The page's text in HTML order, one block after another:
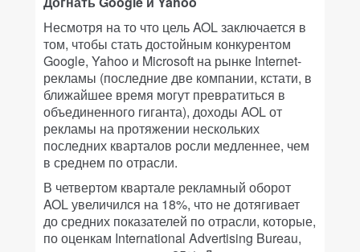
Несмотря на то что цель AOL заключается в
том, чтобы стать достойным конкурентом
Google, Yahoo и Microsoft на рынке Internet-
рекламы (последние две компании, кстати, в
ближайшее время могут превратиться в
объединенного гиганта), доходы AOL от
рекламы на протяжении нескольких
последних кварталов росли медленнее, чем
в среднем по отрасли.
В четвертом квартале рекламный оборот
AOL увеличился на 18%, что не дотягивает
до средних показателей по отрасли, которые,
по оценкам International Advertising Bureau,